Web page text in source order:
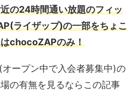
の24時間通い放題のフィッ
ライザップ)の一部をちょこ
chocoZAPのみ！
ープン中で入会者募集中)の
の有無を見るならこの記事